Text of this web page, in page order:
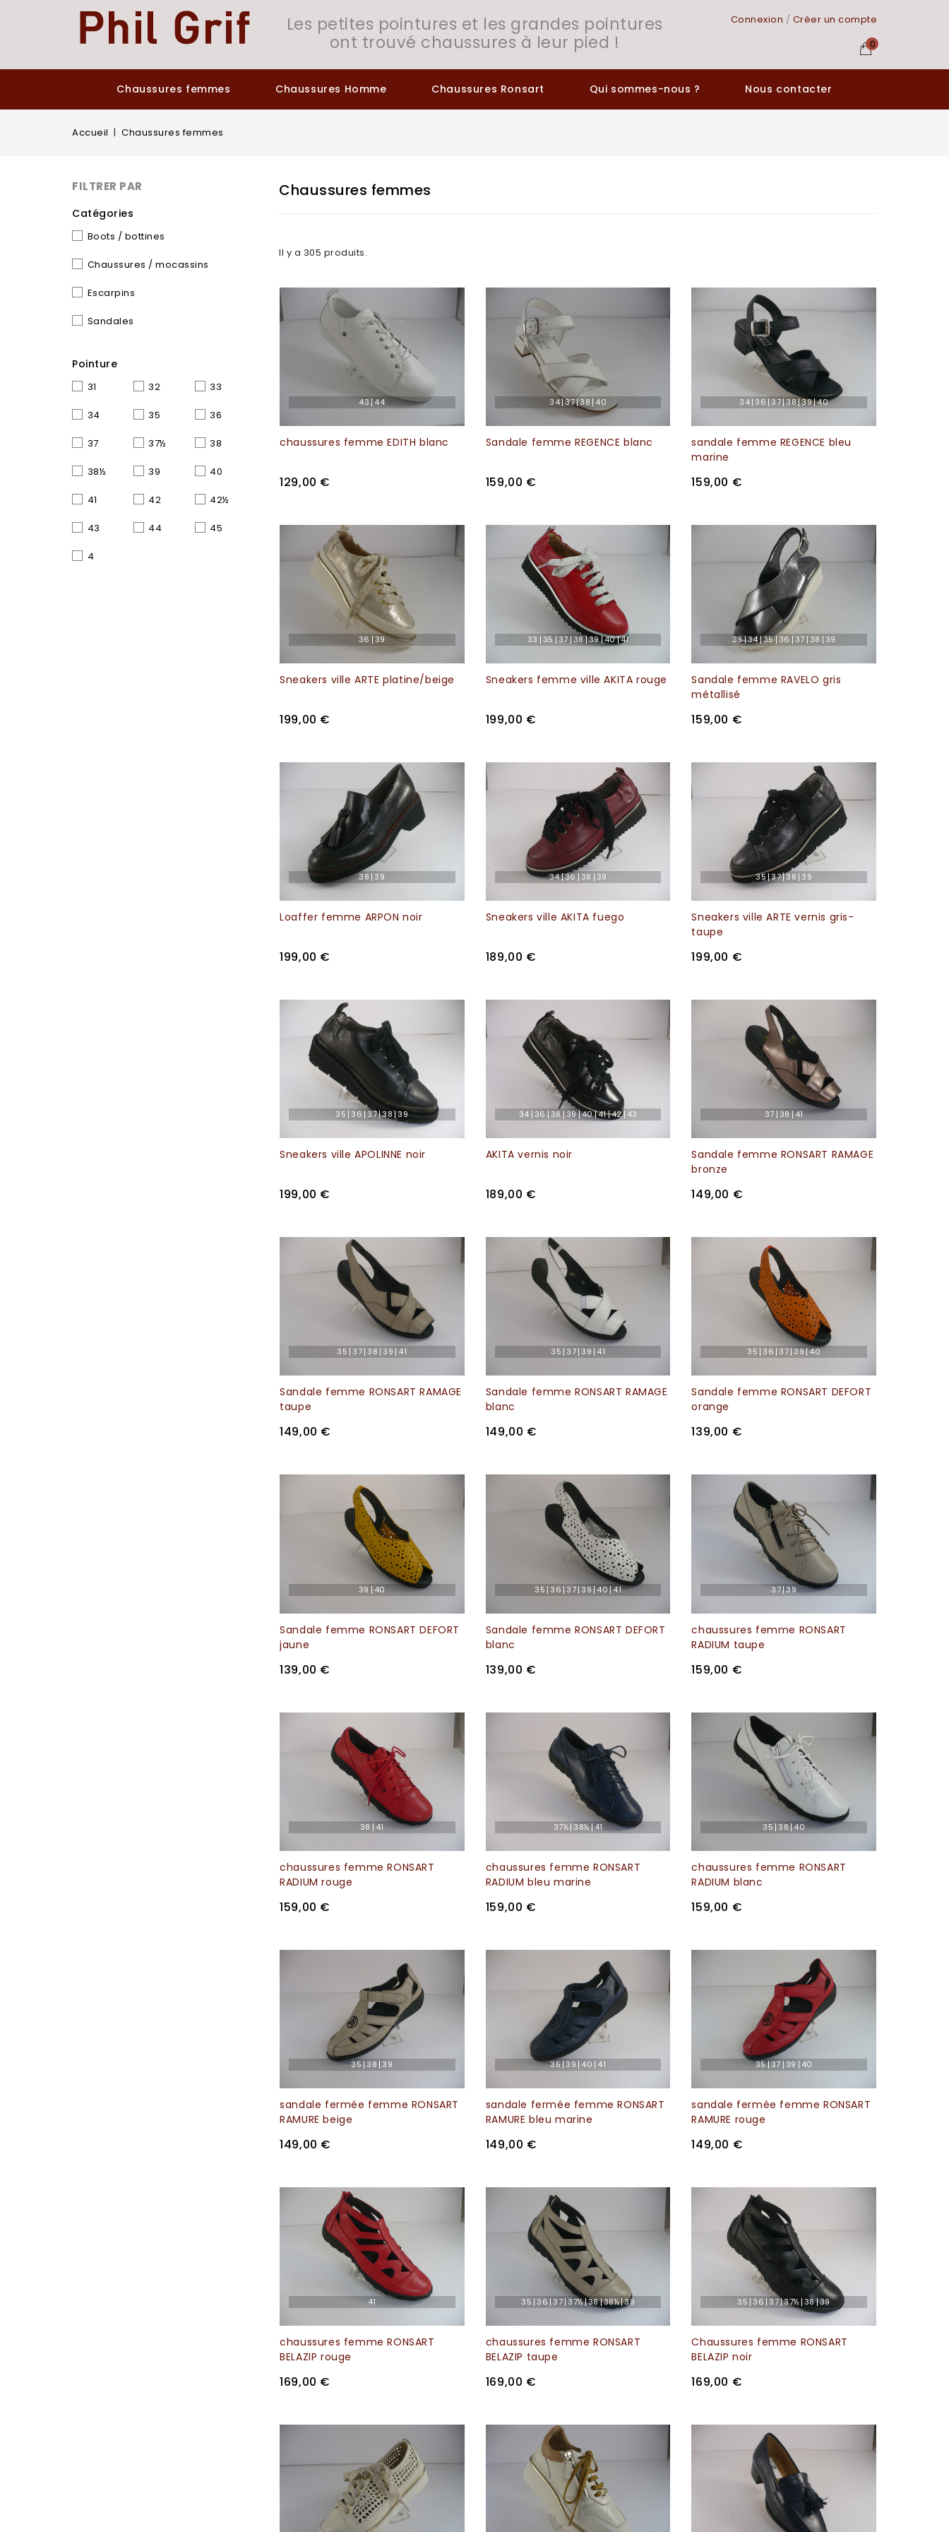
Les petites pointures et les grandes pointures
ont trouvé chaussures à leur pied !
Connexion / Créer un compte
0
Chaussures femmes Chaussures Homme Chaussures Ronsart Qui sommes-nous ? Nous contacter
Accueil Chaussures femmes
FILTRER PAR
Catégories
Boots / bottines
Chaussures / mocassins
Escarpins
Sandales
Pointure
31 32 33
34 35 36
37 37½ 38
38½ 39 40
41 42 42½
43 44 45
4
Chaussures femmes
Il y a 305 produits.
43 44
chaussures femme EDITH blanc
129,00 €
34 37 38 40
Sandale femme REGENCE blanc
159,00 €
34 36 37 38 39 40
sandale femme REGENCE bleu
marine
159,00 €
36 39
Sneakers ville ARTE platine/beige
199,00 €
33 35 37 38 39 40 41
Sneakers femme ville AKITA rouge
199,00 €
33 34 35 36 37 38 39
Sandale femme RAVELO gris
métallisé
159,00 €
38 39
Loaffer femme ARPON noir
199,00 €
34 36 38 39
Sneakers ville AKITA fuego
189,00 €
35 37 38 39
Sneakers ville ARTE vernis gris-
taupe
199,00 €
35 36 37 38 39
Sneakers ville APOLINNE noir
199,00 €
34 36 38 39 40 41 42 43
AKITA vernis noir
189,00 €
37 38 41
Sandale femme RONSART RAMAGE
bronze
149,00 €
35 37 38 39 41
Sandale femme RONSART RAMAGE
taupe
149,00 €
35 37 39 41
Sandale femme RONSART RAMAGE
blanc
149,00 €
35 36 37 39 40
Sandale femme RONSART DEFORT
orange
139,00 €
39 40
Sandale femme RONSART DEFORT
jaune
139,00 €
35 36 37 39 40 41
Sandale femme RONSART DEFORT
blanc
139,00 €
37 39
chaussures femme RONSART
RADIUM taupe
159,00 €
38 41
chaussures femme RONSART
RADIUM rouge
159,00 €
37½ 38½ 41
chaussures femme RONSART
RADIUM bleu marine
159,00 €
35 38 40
chaussures femme RONSART
RADIUM blanc
159,00 €
35 38 39
sandale fermée femme RONSART
RAMURE beige
149,00 €
35 39 40 41
sandale fermée femme RONSART
RAMURE bleu marine
149,00 €
35 37 39 40
sandale fermée femme RONSART
RAMURE rouge
149,00 €
41
chaussures femme RONSART
BELAZIP rouge
169,00 €
35 36 37 37½ 38 38½ 39
chaussures femme RONSART
BELAZIP taupe
169,00 €
35 36 37 37½ 38 39
Chaussures femme RONSART
BELAZIP noir
169,00 €
Panneau de gestion des cookies